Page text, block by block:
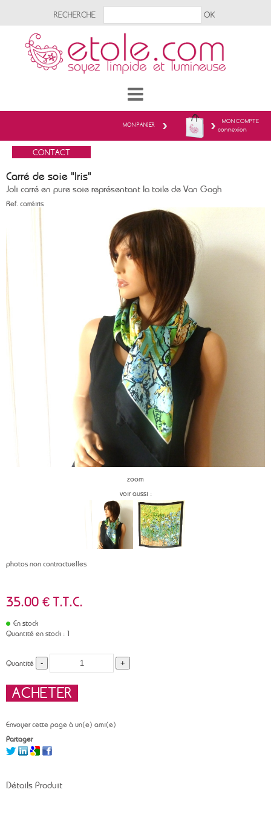
MON COMPTE
connexion
MON PANIER
RECHERCHE
Carré de soie "Iris"
Joli carré en pure soie représentant la toile de Van Gogh
Ref. carréiris
zoom
voir aussi :
photos non contractuelles
35.00 € T.T.C.
En stock
Quantité en stock : 1
Quantité
Envoyer cette page à un(e) ami(e)
Partager
Détails Produit